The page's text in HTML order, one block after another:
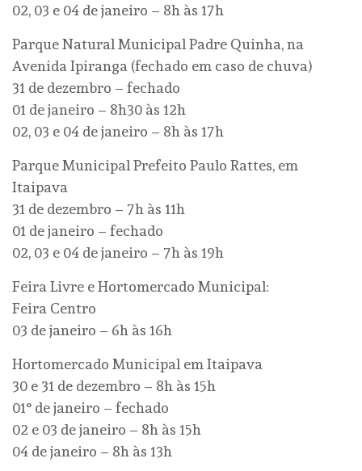
02, 03 e 04 de janeiro – 8h às 17h
Parque Natural Municipal Padre Quinha, na
Avenida Ipiranga (fechado em caso de chuva)
31 de dezembro – fechado
01 de janeiro – 8h30 às 12h
02, 03 e 04 de janeiro – 8h às 17h
Parque Municipal Prefeito Paulo Rattes, em
Itaipava
31 de dezembro – 7h às 11h
01 de janeiro – fechado
02, 03 e 04 de janeiro – 7h às 19h
Feira Livre e Hortomercado Municipal:
Feira Centro
03 de janeiro – 6h às 16h
Hortomercado Municipal em Itaipava
30 e 31 de dezembro – 8h às 15h
01° de janeiro – fechado
02 e 03 de janeiro – 8h às 15h
04 de janeiro – 8h às 13h